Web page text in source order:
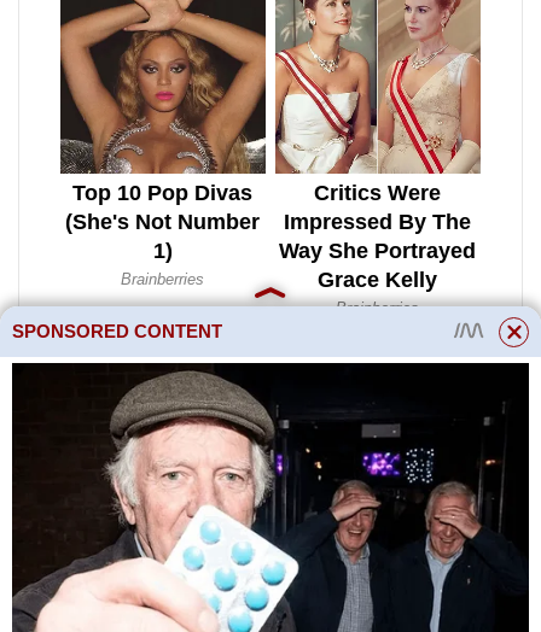
Dlažební desky mohou být
také dobrým doplňkem k
měkké slepé oblasti.
V tomto
případě se položí na vrstvu písku
rozptýlenou na geotextilii.
Dekorativní lem můžete doplnit
bordurami. Zajímavě vypadají
SPONSORED CONTENT